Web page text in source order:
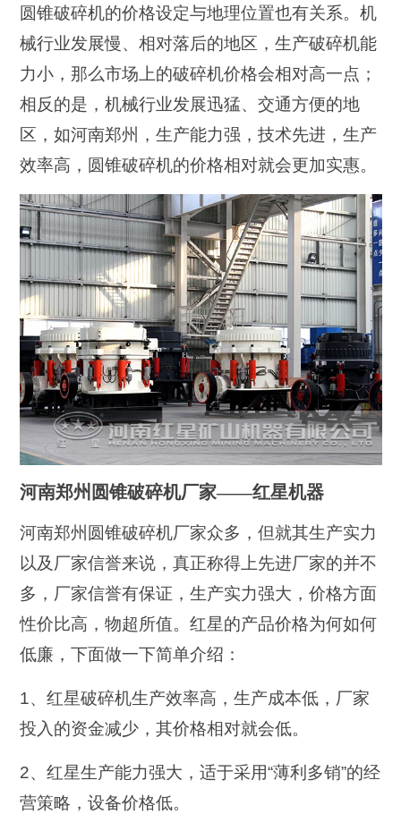
圆锥破碎机的价格设定与地理位置也有关系。机
械行业发展慢、相对落后的地区，生产破碎机能
力小，那么市场上的破碎机价格会相对高一点；
相反的是，机械行业发展迅猛、交通方便的地
区，如河南郑州，生产能力强，技术先进，生产
效率高，圆锥破碎机的价格相对就会更加实惠。
河南郑州圆锥破碎机厂家——红星机器
河南郑州圆锥破碎机厂家众多，但就其生产实力
以及厂家信誉来说，真正称得上先进厂家的并不
多，厂家信誉有保证，生产实力强大，价格方面
性价比高 ，物超所值。红星的产品价格为何如何
低廉，下面做一下简单介绍：
1、红星破碎机生产效率高，生产成本低，厂家
投入的资金减少，其价格相对就会低。
2、红星生产能力强大，适于采用“薄利多销”的经
营策略，设备价格低。